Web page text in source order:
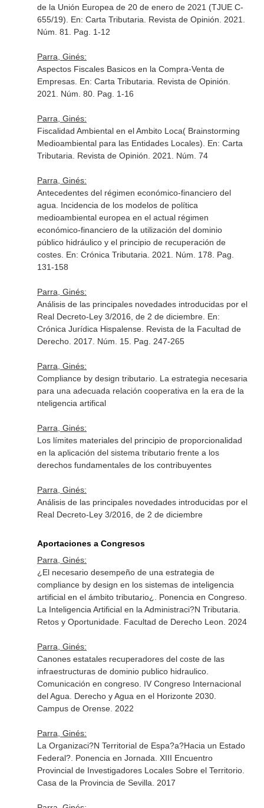
de la Unión Europea de 20 de enero de 2021 (TJUE C-
655/19). En: Carta Tributaria. Revista de Opinión . 2021.
Núm. 81. Pag. 1-12
Parra, Ginés:
Aspectos Fiscales Basicos en la Compra-Venta de
Empresas. En: Carta Tributaria. Revista de Opinión
2021. Núm. 80. Pag. 1-16
Parra, Ginés:
Fiscalidad Ambiental en el Ambito Loca( Brainstorming
Medioambiental para las Entidades Locales). En: Carta
Tributaria. Revista de Opinión . 2021. Núm. 74
Parra, Ginés:
Antecedentes del régimen económico-financiero del
agua. Incidencia de los modelos de política
medioambiental europea en el actual régimen
económico-financiero de la utilización del dominio
público hidráulico y el principio de recuperación de
costes. En: Crónica Tributaria . 2021. Núm. 178. Pag.
131-158
Parra, Ginés:
Análisis de las principales novedades introducidas por el
Real Decreto-Ley 3/2016, de 2 de diciembre. En:
Crónica Jurídica Hispalense. Revista de la Facultad de
Derecho. 2017. Núm. 15. Pag. 247-265
Parra, Ginés:
Compliance by design tributario. La estrategia necesaria
para una adecuada relación cooperativa en la era de la
nteligencia artifical
Parra, Ginés:
Los límites materiales del principio de proporcionalidad
en la aplicación del sistema tributario frente a los
derechos fundamentales de los contribuyentes
Parra, Ginés:
Análisis de las principales novedades introducidas por el
Real Decreto-Ley 3/2016, de 2 de diciembre
Aportaciones a Congresos
Parra, Ginés:
¿El necesario desempeño de una estrategia de
compliance by design en los sistemas de inteligencia
artificial en el ámbito tributario¿. Ponencia en Congreso.
La Inteligencia Artificial en la Administraci?N Tributaria.
Retos y Oportunidade. Facultad de Derecho Leon. 2024
Parra, Ginés:
Canones estatales recuperadores del coste de las
infraestructuras de dominio publico hidraulico.
Comunicación en congreso. IV Congreso Internacional
del Agua. Derecho y Agua en el Horizonte 2030.
Campus de Orense. 2022
Parra, Ginés:
La Organizaci?N Territorial de Espa?a?Hacia un Estado
Federal?. Ponencia en Jornada. XIII Encuentro
Provincial de Investigadores Locales Sobre el Territorio.
Casa de la Provincia de Sevilla. 2017